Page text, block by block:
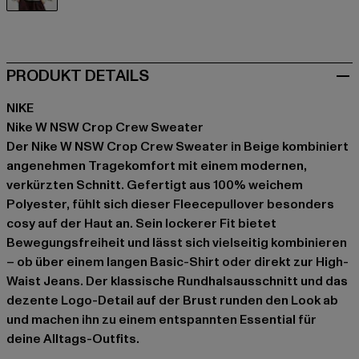
PRODUKT DETAILS
NIKE
Nike W NSW Crop Crew Sweater
Der Nike W NSW Crop Crew Sweater in Beige kombiniert
angenehmen Tragekomfort mit einem modernen,
verkürzten Schnitt. Gefertigt aus 100% weichem
Polyester, fühlt sich dieser Fleecepullover besonders
cosy auf der Haut an. Sein lockerer Fit bietet
Bewegungsfreiheit und lässt sich vielseitig kombinieren
– ob über einem langen Basic-Shirt oder direkt zur High-
Waist Jeans. Der klassische Rundhalsausschnitt und das
dezente Logo-Detail auf der Brust runden den Look ab
und machen ihn zu einem entspannten Essential für
deine Alltags-Outfits.